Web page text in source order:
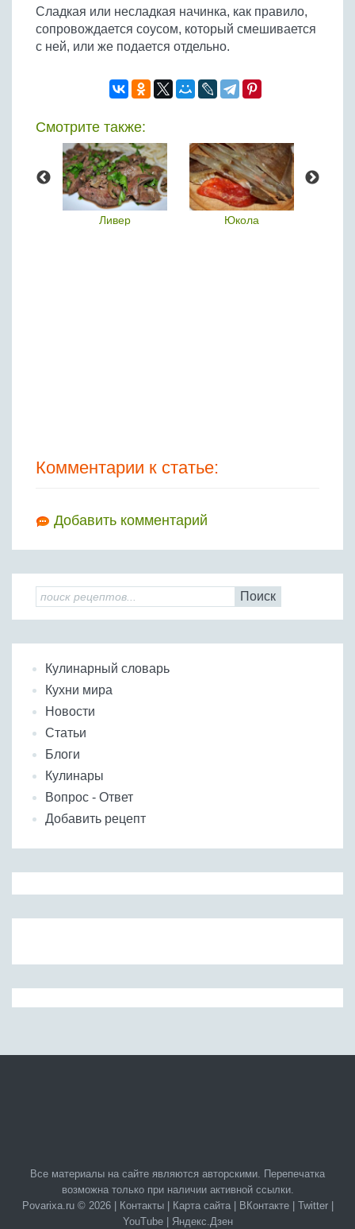
Сладкая или несладкая начинка, как правило,
сопровождается соусом, который смешивается
с ней, или же подается отдельно.
Смотрите также:
Ливер Юкола
Комментарии к статье:
Добавить комментарий
Поиск
Кулинарный словарь
Кухни мира
Новости
Статьи
Блоги
Кулинары
Вопрос - Ответ
Добавить рецепт
Все материалы на сайте являются авторскими. Перепечатка
возможна только при наличии активной ссылки.
Povarixa.ru © 2026 |
Контакты| Карта сайта| ВКонтакте| Twitter|
YouTube| Яндекс.Дзен